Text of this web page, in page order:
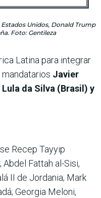
Unidos, Donald Trump
Foto: Gentileza
Latina para integrar
Javier
da Silva (Brasil) y
Recep Tayyip
Fattah al-Sisi,
II de Jordania; Mark
Georgia Meloni,